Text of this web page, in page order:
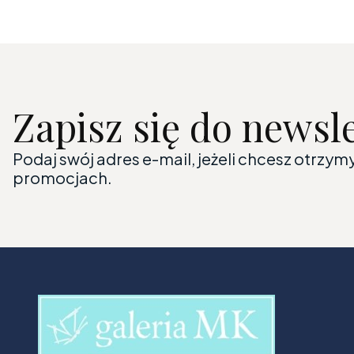
Zapisz się do
Podaj swój adres e-mail, jeżeli chcesz
promocjach.